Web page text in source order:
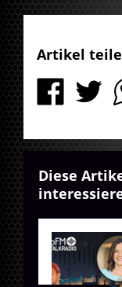
Artikel
Diese